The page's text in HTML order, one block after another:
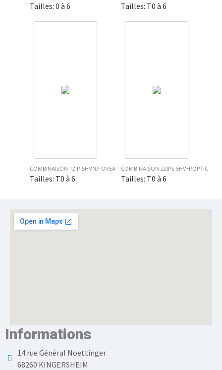
Tailles: 0 à 6 Tailles: T0 à 6
COMBINAISON 1ZIP 5HVN/FOVEA
Tailles: T0 à 6
COMBINAISON 2ZIPS 5HVH/OPTIC
Tailles: T0 à 6
Informations
14 rue Général Noettinger
68260 KINGERSHEIM